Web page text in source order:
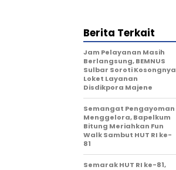
Berita Terkait
Jam Pelayanan Masih
Berlangsung, BEMNUS
Sulbar Soroti Kosongnya
Loket Layanan
Disdikpora Majene
Semangat Pengayoman
Menggelora, Bapelkum
Bitung Meriahkan Fun
Walk Sambut HUT RI ke-
81
Semarak HUT RI ke-81,